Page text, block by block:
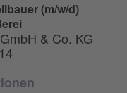
(m/w/d)
& Co. KG